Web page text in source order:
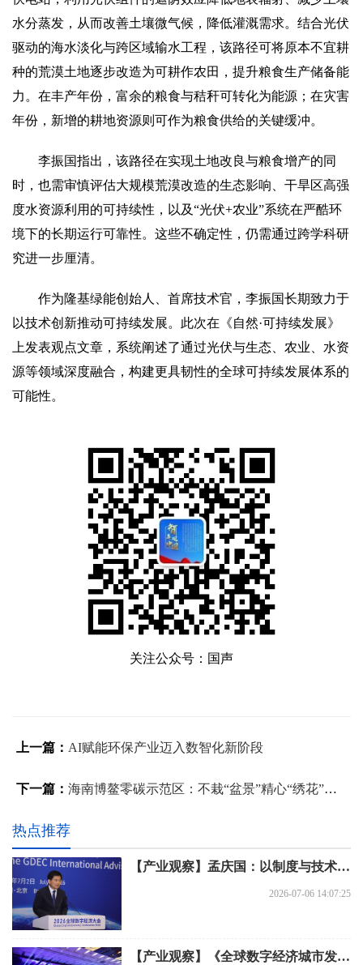
水分蒸发，从而改善土壤微气候，降低灌溉需求。结合光伏
驱动的海水淡化与跨区域输水工程，该路径可将原本不宜耕
种的荒漠土地逐步改造为可耕作农田，提升粮食生产储备能
力。在丰产年份，富余的粮食与秸秆可转化为能源；在灾害
年份，新增的耕地资源则可作为粮食供给的关键缓冲。
李振国指出，该路径在实现土地改良与粮食增产的同
时，也需审慎评估大规模荒漠改造的生态影响、干旱区高强
度水资源利用的可持续性，以及“光伏+农业”系统在严酷环
境下的长期运行可靠性。这些不确定性，仍需通过跨学科研
究进一步厘清。
作为隆基绿能创始人、首席技术官，李振国长期致力于
以技术创新推动可持续发展。此次在《自然·可持续发展》
上发表观点文章，系统阐述了通过光伏与生态、农业、水资
源等领域深度融合，构建更具韧性的全球可持续发展体系的
可能性。
关注公众号：国声
上一篇： AI赋能环保产业迈入数智化新阶段
下一篇： 海南博鳌零碳示范区：不栽“盆景”精心“绣花”，实打实推动绿色发展
热点推荐
【产业观察】孟庆国：以制度与技术双轮驱动，探索数据要素市场化配置新范式
2026-07-06 14:07:25
【产业观察】《全球数字经济城市发展报告》发布：以城市为支点，共建包容、可信、可持续的数字未来